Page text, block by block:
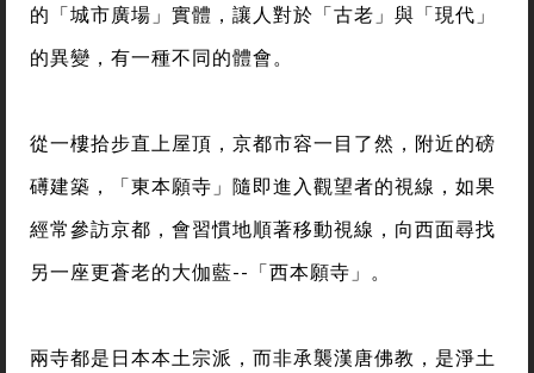
的「城市廣場」實體，讓人對於「古老」與「現代」
的異變，有一種不同的體會。
從一樓拾步直上屋頂，京都市容一目了然，附近的磅
礡建築，「東本願寺」隨即進入觀望者的視線，如果
經常參訪京都，會習慣地順著移動視線，向西面尋找
另一座更蒼老的大伽藍--「西本願寺」。
兩寺都是日本本土宗派，而非承襲漢唐佛教，是淨土